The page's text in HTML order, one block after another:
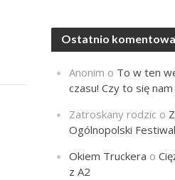
Ostatnio
Anonim o To w ten
czasu! Czy to się
Zatroskany rodzic o
Ogólnopolski
Okiem Truckera o
z A2